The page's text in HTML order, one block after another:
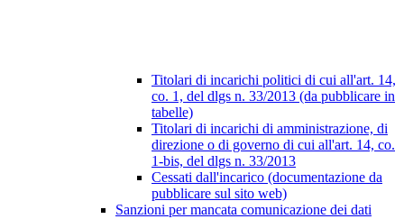
Titolari di incarichi politici di cui all'art. 14,
co. 1, del dlgs n. 33/2013 (da pubblicare in
tabelle)
Titolari di incarichi di amministrazione, di
direzione o di governo di cui all'art. 14, co.
1-bis, del dlgs n. 33/2013
Cessati dall'incarico (documentazione da
pubblicare sul sito web)
Sanzioni per mancata comunicazione dei dati